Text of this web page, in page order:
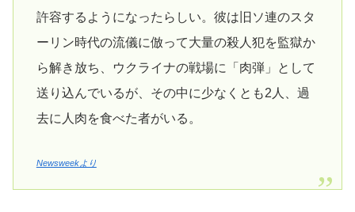
許容するようになったらしい。彼は旧ソ連のスタ
ーリン時代の流儀に倣って大量の殺人犯を監獄か
ら解き放ち、ウクライナの戦場に「肉弾」として
送り込んでいるが、その中に少なくとも2人、過
去に人肉を食べた者がいる。
Newsweekより